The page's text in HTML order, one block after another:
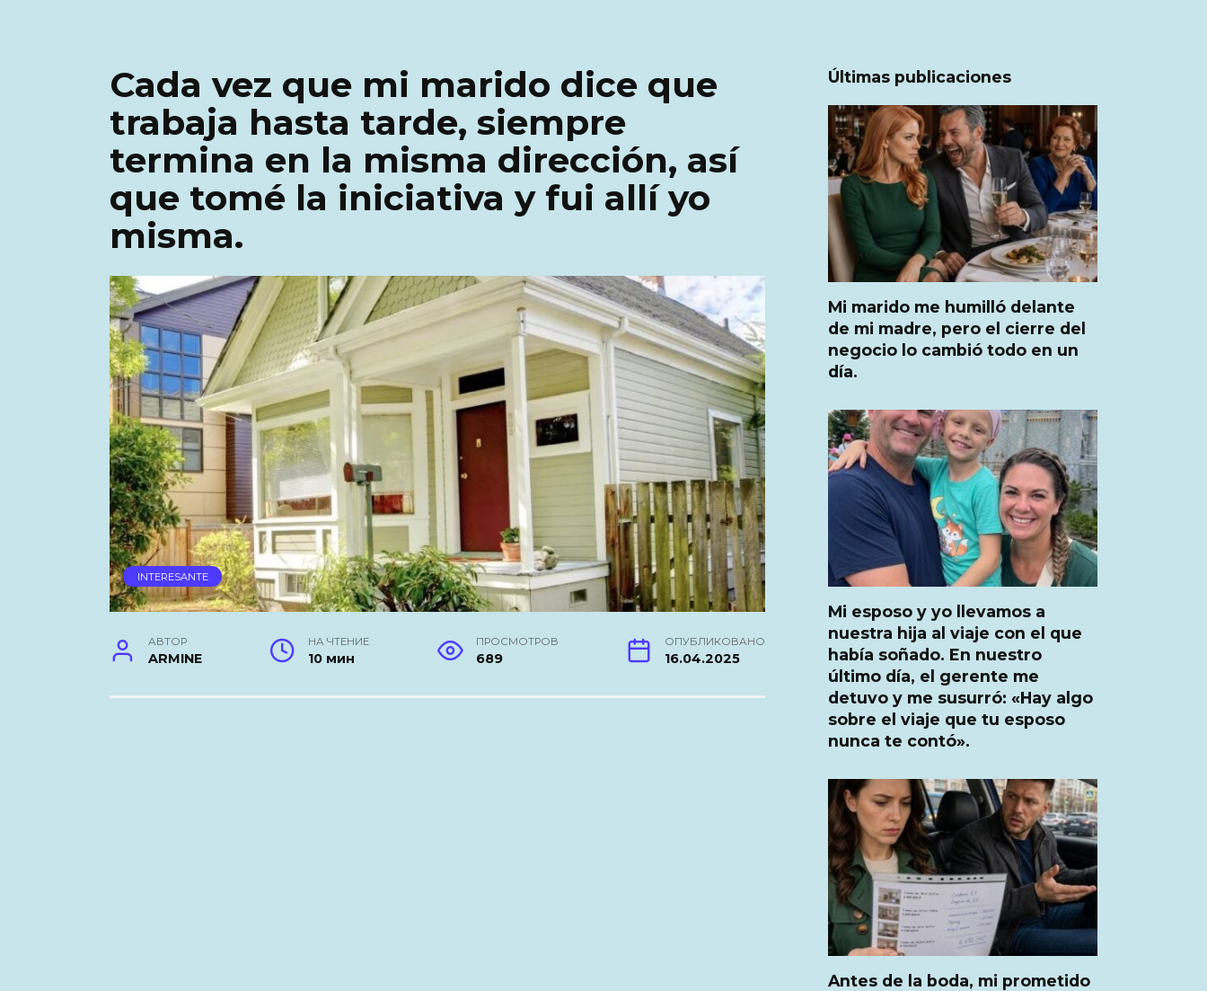
Cada vez que mi marido dice que
trabaja hasta tarde, siempre
termina en la misma dirección, así
que tomé la iniciativa y fui allí yo
misma.
INTERESANTE
АВТОР
ARMINE
НА ЧТЕНИЕ
10 мин
ПРОСМОТРОВ
689
ОПУБЛИКОВАНО
16.04.2025
Últimas publicaciones
Mi marido me humilló delante
de mi madre, pero el cierre del
negocio lo cambió todo en un
día.
Mi esposo y yo llevamos a
nuestra hija al viaje con el que
había soñado. En nuestro
último día, el gerente me
detuvo y me susurró: «Hay algo
sobre el viaje que tu esposo
nunca te contó».
Antes de la boda, mi prometido